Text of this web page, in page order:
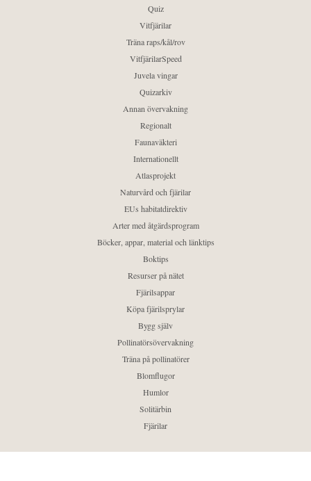
Quiz
Vitfjärilar
Träna raps/kål/rov
VitfjärilarSpeed
Juvela vingar
Quizarkiv
Annan övervakning
Regionalt
Faunaväkteri
Internationellt
Atlasprojekt
Naturvård och fjärilar
EUs habitatdirektiv
Arter med åtgärdsprogram
Böcker, appar, material och länktips
Boktips
Resurser på nätet
Fjärilsappar
Köpa fjärilsprylar
Bygg själv
Pollinatörsövervakning
Träna på pollinatörer
Blomflugor
Humlor
Solitärbin
Fjärilar